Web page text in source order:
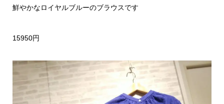
鮮やかなロイヤルブルーのブラウスです
15950円